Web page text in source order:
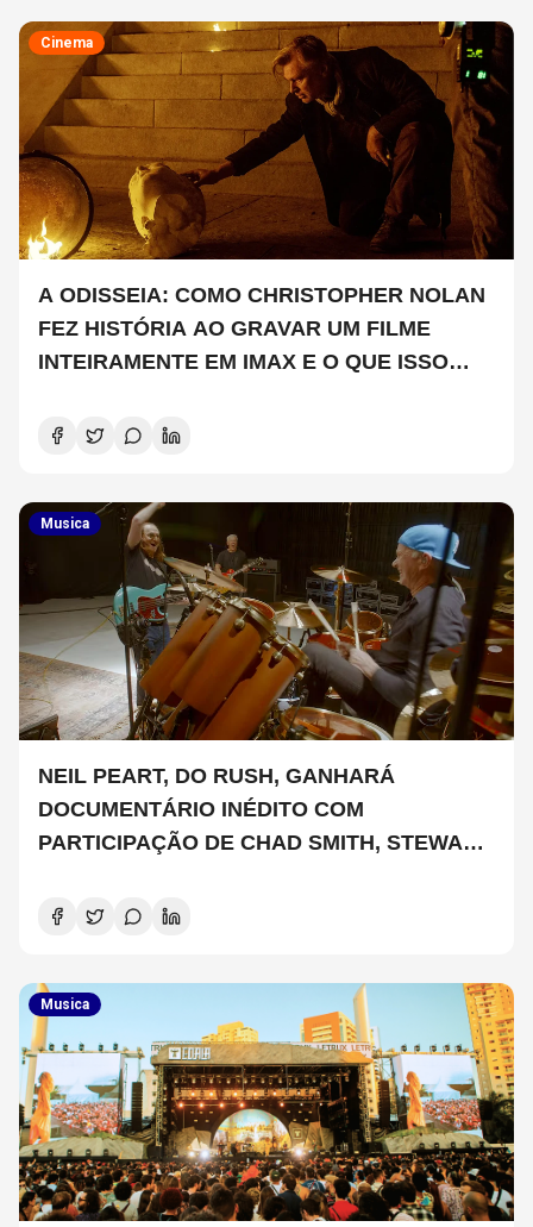
Cinema
A ODISSEIA: COMO CHRISTOPHER NOLAN
FEZ HISTÓRIA AO GRAVAR UM FILME
INTEIRAMENTE EM IMAX E O QUE ISSO
Musica
NEIL PEART, DO RUSH, GANHARÁ
DOCUMENTÁRIO INÉDITO COM
PARTICIPAÇÃO DE CHAD SMITH, STEWART
Musica